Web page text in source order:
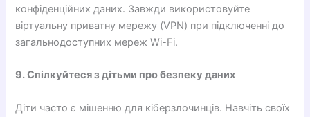
конфіденційних даних. Завжди використовуйте
віртуальну приватну мережу (VPN) при підключенні до
загальнодоступних мереж Wi-Fi.
9. Спілкуйтеся з дітьми про безпеку даних
Діти часто є мішенню для кіберзлочинців. Навчіть своїх